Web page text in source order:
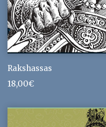
Rakshassas
18,00€